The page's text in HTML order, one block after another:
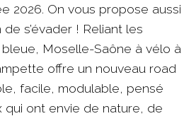
2026. On vous propose aussi
s’évader ! Reliant les
Moselle-Saône à vélo à
offre un nouveau road
facile, modulable, pensé
ont envie de nature, de